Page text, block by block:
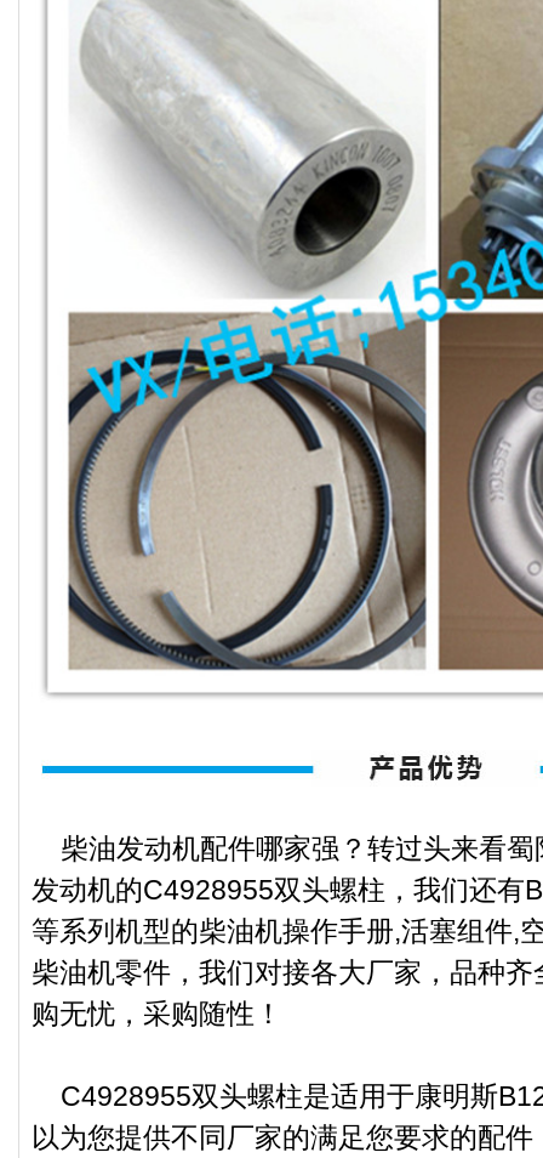
柴油发动机配件哪家强？转过头来看蜀
发动机的C4928955双头螺柱，我们还有
等系列机型的柴油机操作手册,活塞组件,
柴油机零件，我们对接各大厂家，品种
购无忧，采购随性！
C4928955双头螺柱是适用于康明斯
以为您提供不同厂家的满足您要求的配